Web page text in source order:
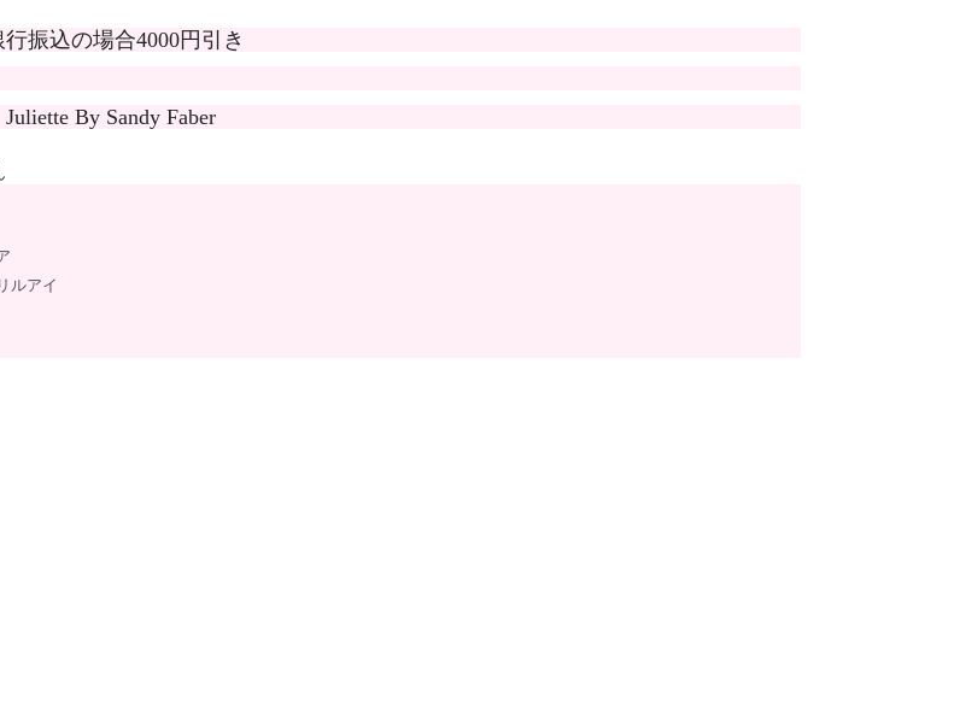
振込の場合4000円引き
Sandy Faber
ルアイ